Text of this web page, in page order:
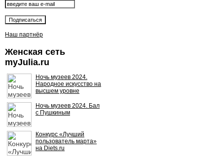
Наш партнёр
Женская сеть
myJulia.ru
Ночь музеев 2024.
Народное искусство на
высшем уровне
Ночь музеев 2024. Бал
с Пушкиным
Конкурс «Лучший
пользователь марта»
на Diets.ru